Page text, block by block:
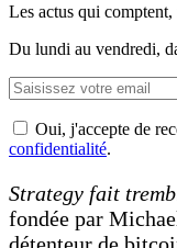
Les actus qui comptent,
Du lundi au vendredi,
Oui, j'accepte de
confidentialité.
Strategy fait
fondée par